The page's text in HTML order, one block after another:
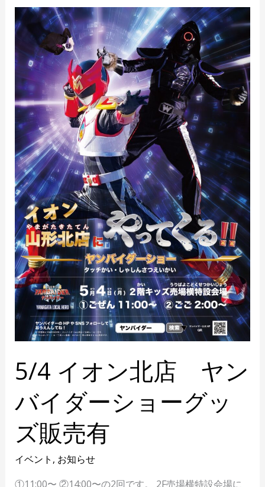
5/4 イオン北店 ヤン
バイダーショーグッ
ズ販売有
イベント , お知らせ
①11:00〜 ②14:00〜の2回です。 2F売場横特設会場に
5/4
イ
オ
ン
北
店
ン
バ
イ
ダ
ー
シ
ョ
ー
グ
ッ
ズ
販
売